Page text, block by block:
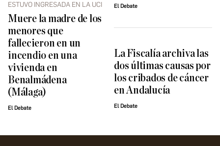
ESTUVO INGRESADA EN LA UCI
Muere la madre de los
menores que
fallecieron en un
incendio en una
vivienda en
Benalmádena
(Málaga)
El Debate
El Debate
La Fiscalía archiva las
dos últimas causas por
los cribados de cáncer
en Andalucía
El Debate